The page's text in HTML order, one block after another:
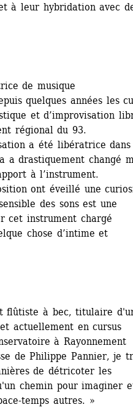
à leur hybridation avec
de musique
quelques années les
et d’improvisation
régional du 93.
a été libératrice
a drastiquement changé
à l’instrument.
ont éveillé une
des sons est une
cet instrument chargé
chose d’intime et
flûtiste à bec, titulaire
actuellement en cursus
à Rayonnement
de Philippe Pannier, je
de détricoter les
chemin pour imaginer
temps autres. »